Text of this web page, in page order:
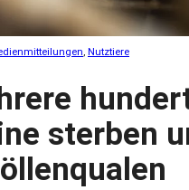
, Nutztiere
sterben